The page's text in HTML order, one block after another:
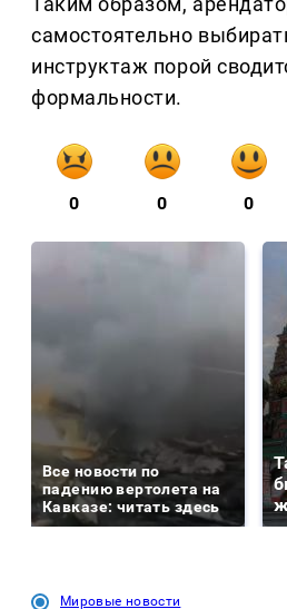
самостоятельно
инструктаж порой
формальности.
0 0 0
Все новости по
падению вертолета на
Кавказе: читать здесь
Мировые новости